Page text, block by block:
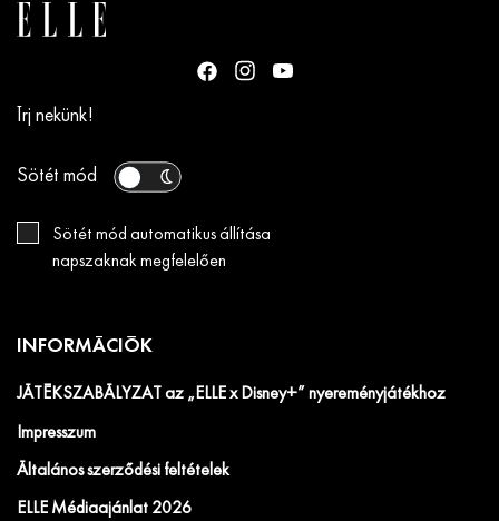
Írj nekünk!
Sötét mód
Sötét mód automatikus állítása
napszaknak megfelelően
INFORMÁCIÓK
JÁTÉKSZABÁLYZAT az „ELLE x Disney+” nyereményjátékhoz
Impresszum
Általános szerződési feltételek
ELLE Médiaajánlat 2026